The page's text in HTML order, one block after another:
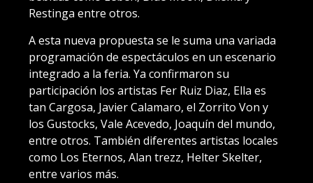
Restinga entre otros.
A esta nueva propuesta se le suma una variada
programación de espectáculos en un escenario
integrado a la feria. Ya confirmaron su
participación los artistas Fer Ruiz Diaz, Ella es
tan Cargosa, Javier Calamaro, el Zorrito Von y
los Gustocks, Vale Acevedo, Joaquín del mundo,
entre otros. También diferentes artistas locales
como Los Eternos, Alan trezz, Helter Skelter,
entre varios más.